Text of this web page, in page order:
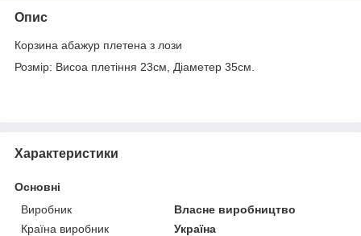
Опис
Корзина абажур плетена з лози
Розмір: Висоа плетіння 23см, Діаметер 35см.
Характеристики
Основні
Виробник
Власне виробництво
Країна виробник
Україна